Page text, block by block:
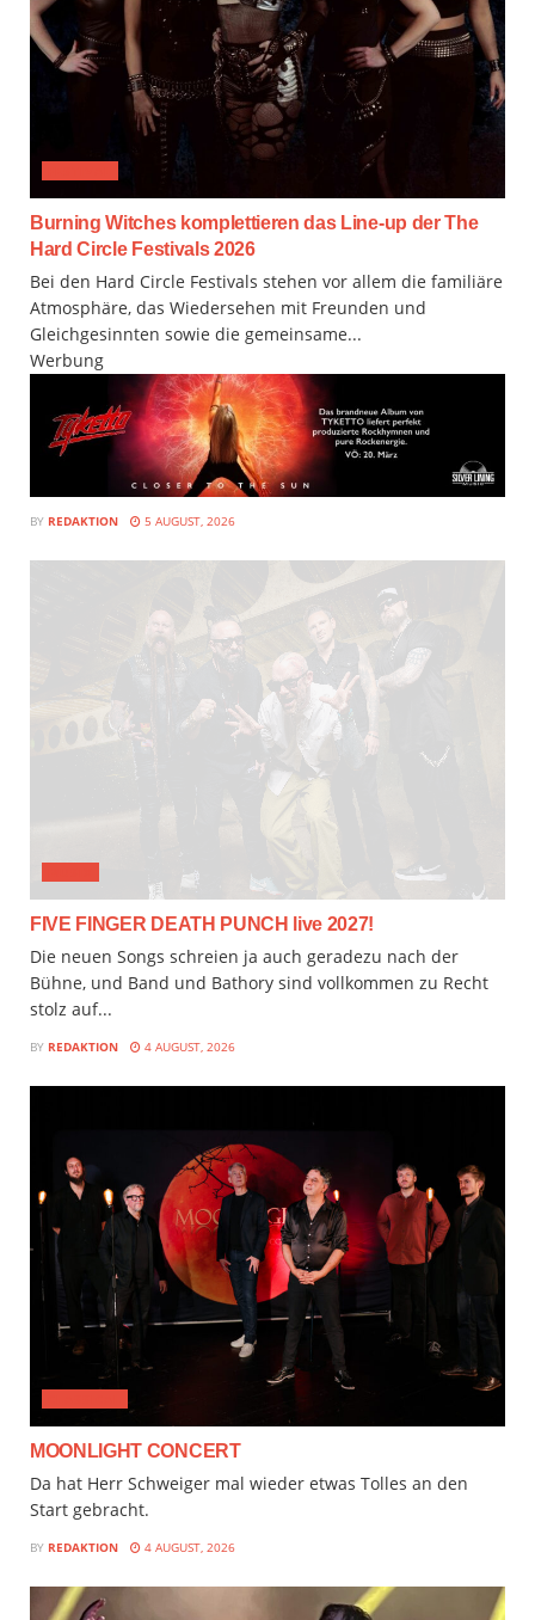
Burning Witches komplettieren das Line-up der The
Hard Circle Festivals 2026
Bei den Hard Circle Festivals stehen vor allem die familiäre
Atmosphäre, das Wiedersehen mit Freunden und
Gleichgesinnten sowie die gemeinsame...
Werbung
BY REDAKTION 5 AUGUST, 2026
FIVE FINGER DEATH PUNCH live 2027!
Die neuen Songs schreien ja auch geradezu nach der
Bühne, und Band und Bathory sind vollkommen zu Recht
stolz auf...
BY REDAKTION 4 AUGUST, 2026
MOONLIGHT CONCERT
Da hat Herr Schweiger mal wieder etwas Tolles an den
Start gebracht.
BY REDAKTION 4 AUGUST, 2026